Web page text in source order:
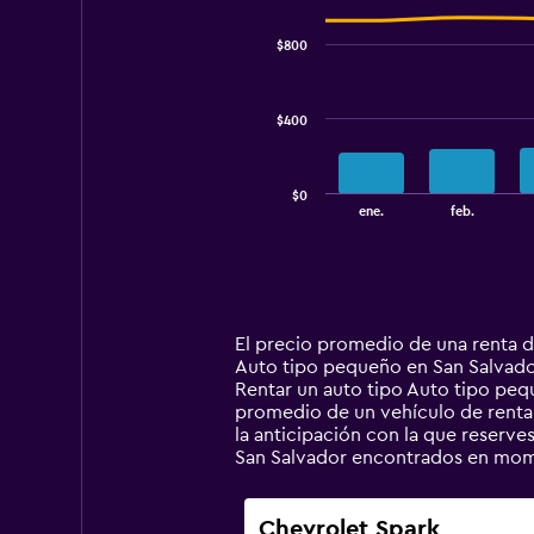
14
categories.
The
chart
has
1
axis
displaying
ene. feb.
$0
$400
$800
El precio promedio de una renta
Auto tipo pequeño en San
Rentar un auto tipo Auto tipo
promedio de un vehículo de
la anticipación con la que
San Salvador encontrados en
Chevrolet Spark